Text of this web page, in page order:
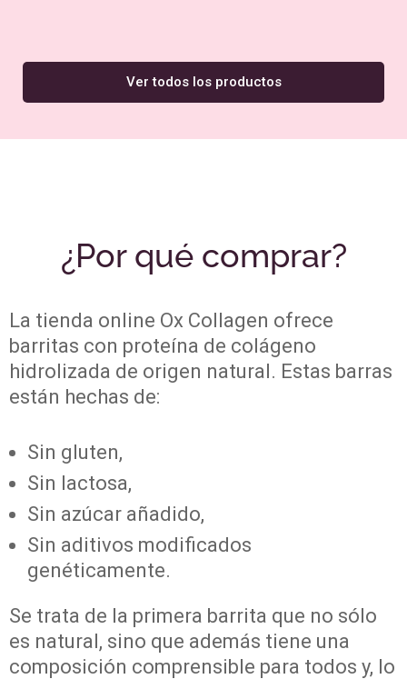
Ver todos los productos
¿Por qué comprar?
La tienda online Ox Collagen ofrece
barritas con proteína de colágeno
hidrolizada de origen natural. Estas barras
están hechas de:
Sin gluten,
Sin lactosa,
Sin azúcar añadido,
Sin aditivos modificados
genéticamente.
Se trata de la primera barrita que no sólo
es natural, sino que además tiene una
composición comprensible para todos y, lo